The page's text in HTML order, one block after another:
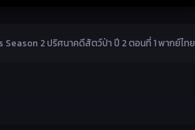
2 ปริศนาคดีสัตว์ป่า ปี 2 ตอนที่ 1 พากย์ไทย